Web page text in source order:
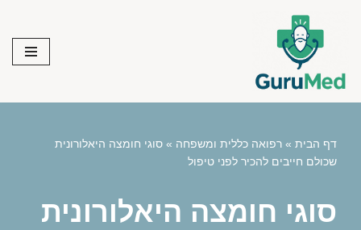
content
דף הבית » רפואה כללית ומשפחה » סוגי חומצה היאלורונית
שכולם חייבים להכיר לפני טיפול
סוגי חומצה היאלורונית